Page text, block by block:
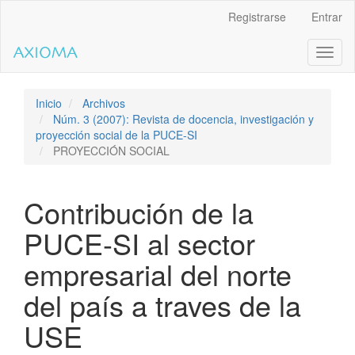
contenido
de
Navegación
principal
Contenido
Registrarse Entrar
Inicio
Archivos
Núm. 3 (2007): Revista de docencia, investigación y
proyección social de la PUCE-SI
PROYECCIÓN SOCIAL
Contribución de la
PUCE-SI al sector
empresarial del norte
del país a traves de la
USE